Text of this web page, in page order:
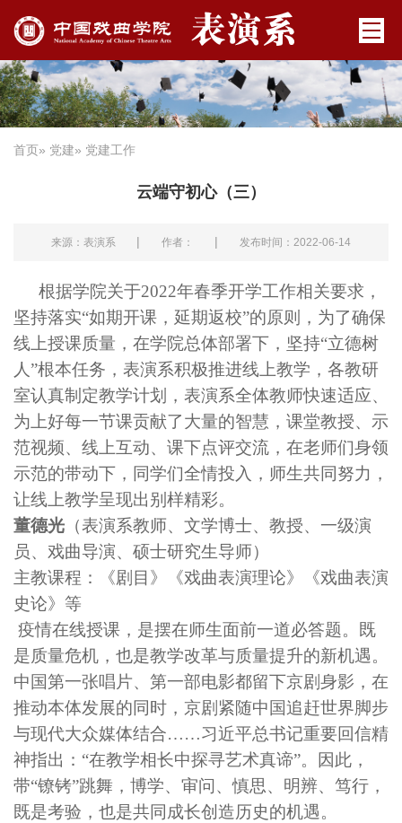
首页» 党建» 党建工作
云端守初心（三）
来源：表演系 | 作者： | 发布时间：2022-06-14
根据学院关于2022年春季开学工作相关要求，
坚持落实“如期开课，延期返校”的原则，为了确保
线上授课质量，在学院总体部署下，坚持“立德树
人”根本任务，表演系积极推进线上教学，各教研
室认真制定教学计划，表演系全体教师快速适应、
为上好每一节课贡献了大量的智慧，课堂教授、示
范视频、线上互动、课下点评交流，在老师们身领
示范的带动下，同学们全情投入，师生共同努力，
让线上教学呈现出别样精彩。
董德光 （表演系教师、文学博士、教授、一级演
员、戏曲导演、硕士研究生导师）
主教课程：《剧目》《戏曲表演理论》《戏曲表演
史论》等
疫情在线授课，是摆在师生面前一道必答题。既
是质量危机，也是教学改革与质量提升的新机遇。
中国第一张唱片、第一部电影都留下京剧身影，在
推动本体发展的同时，京剧紧随中国追赶世界脚步
与现代大众媒体结合……习近平总书记重要回信精
神指出：“在教学相长中探寻艺术真谛”。因此，
带“镣铐”跳舞，博学、审问、慎思、明辨、笃行，
既是考验，也是共同成长创造历史的机遇。